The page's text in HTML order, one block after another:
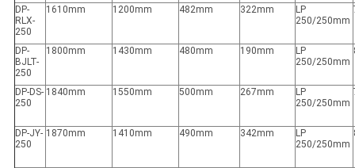
DP-
RLX-
250
1610mm 1200mm 482mm 322mm
LP
250/250mm
DP-
BJLT-
250
1800mm 1430mm 480mm 190mm
LP
250/250mm
DP-DS-
250
1840mm 1550mm 500mm 267mm
LP
250/250mm
DP-JY-
250
1870mm 1410mm 490mm 342mm
LP
250/250mm